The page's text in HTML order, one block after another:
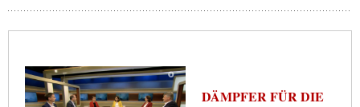
DÄMPFER FÜR DIE